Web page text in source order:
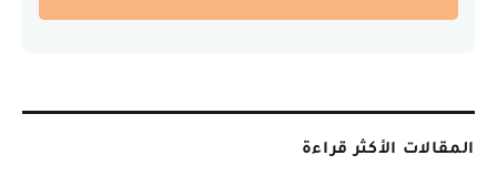
المقالات الأكثر قراءة